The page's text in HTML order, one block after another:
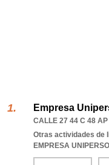
Empresa
CALLE 27 44 C 48
Otras actividades de
EMPRESA